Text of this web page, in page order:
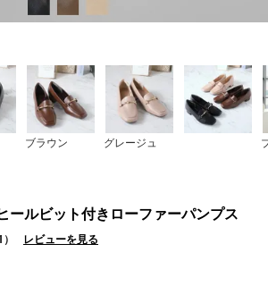
ブラウン グレージュ
ールビット付きローファーパンプス
レビューを見る